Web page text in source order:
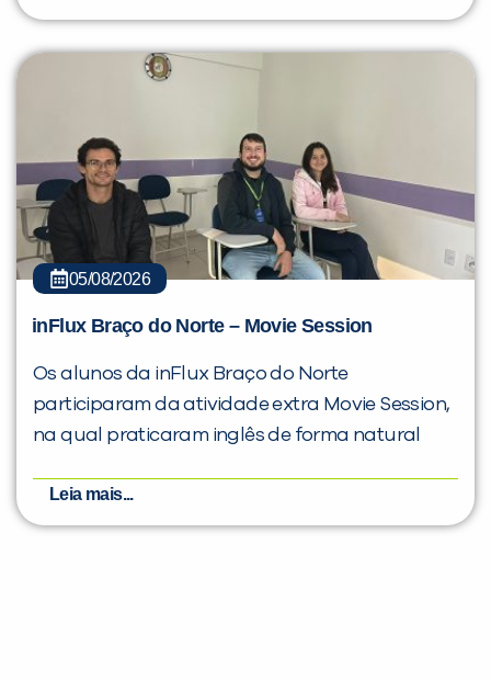
05/08/2026
inFlux Braço do Norte – Movie Session
Os alunos da inFlux Braço do Norte
participaram da atividade extra Movie Session,
na qual praticaram inglês de forma natural
Leia mais...